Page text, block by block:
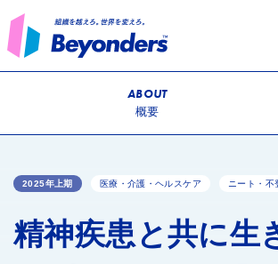
ABOUT
概要
2025年上期 医療・介護・ヘルスケア ニート・不
精神疾患と共に生